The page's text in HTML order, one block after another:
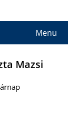
Menu
Mazsi